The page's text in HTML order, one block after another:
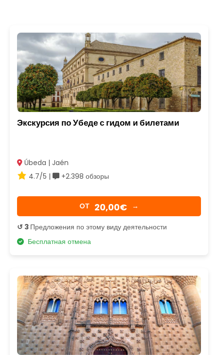
Экскурсия по Убеде с гидом и билетами
Úbeda | Jaén
4.7/5 |
+2.398 обзоры
OТ 20,00€ →
↺ 3 Предложения по этому виду деятельности
Бесплатная отмена